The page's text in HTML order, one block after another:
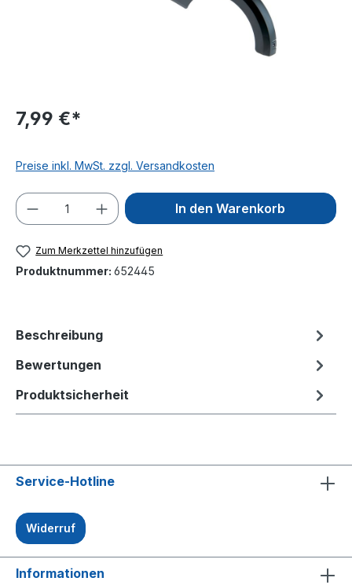
7,99 €*
Preise inkl. MwSt. zzgl. Versandkosten
Produkt Anzahl: Gib den gewünschten
In den Warenkorb
Zum Merkzettel hinzufügen
Produktnummer: 652445
Beschreibung
Bewertungen
Produktsicherheit
Service-Hotline
Widerruf
Informationen